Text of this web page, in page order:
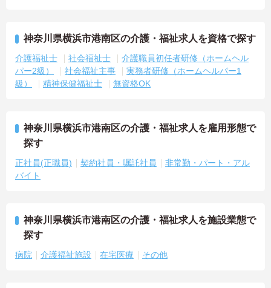
神奈川県横浜市港南区の介護・福祉求人を資格で探す
介護福祉士 社会福祉士
介護職員初任者研修（ホームヘル
パー2級）
社会福祉主事
実務者研修（ホームヘルパー1
級）
精神保健福祉士 無資格OK
神奈川県横浜市港南区の介護・福祉求人を雇用形態で
探す
正社員(正職員) 契約社員・嘱託社員
非常勤・パート・アル
バイト
神奈川県横浜市港南区の介護・福祉求人を施設業態で
探す
病院 介護福祉施設 在宅医療 その他